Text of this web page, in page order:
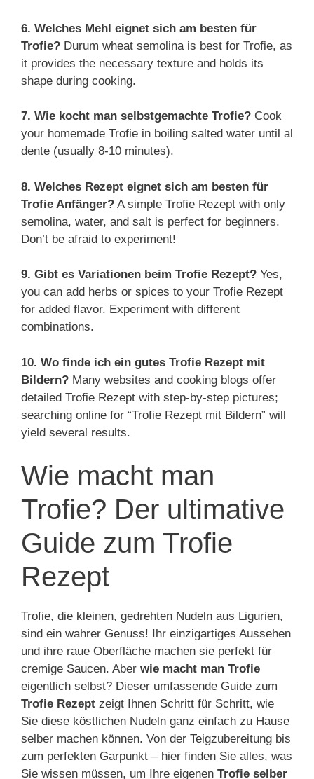
6. Welches Mehl eignet sich am besten für
Trofie? Durum wheat semolina is best for Trofie, as
it provides the necessary texture and holds its
shape during cooking.
7. Wie kocht man selbstgemachte Trofie? Cook
your homemade Trofie in boiling salted water until al
dente (usually 8-10 minutes).
8. Welches Rezept eignet sich am besten für
Trofie Anfänger? A simple Trofie Rezept with only
semolina, water, and salt is perfect for beginners.
Don’t be afraid to experiment!
9. Gibt es Variationen beim Trofie Rezept? Yes,
you can add herbs or spices to your Trofie Rezept
for added flavor. Experiment with different
combinations.
10. Wo finde ich ein gutes Trofie Rezept mit
Bildern? Many websites and cooking blogs offer
detailed Trofie Rezept with step-by-step pictures;
searching online for “Trofie Rezept mit Bildern” will
yield several results.
Wie macht man
Trofie? Der ultimative
Guide zum Trofie
Rezept
Trofie, die kleinen, gedrehten Nudeln aus Ligurien,
sind ein wahrer Genuss! Ihr einzigartiges Aussehen
und ihre raue Oberfläche machen sie perfekt für
cremige Saucen. Aber wie macht man Trofie
eigentlich selbst? Dieser umfassende Guide zum
Trofie Rezept zeigt Ihnen Schritt für Schritt, wie
Sie diese köstlichen Nudeln ganz einfach zu Hause
selber machen können. Von der Teigzubereitung bis
zum perfekten Garpunkt – hier finden Sie alles, was
Sie wissen müssen, um Ihre eigenen Trofie selber